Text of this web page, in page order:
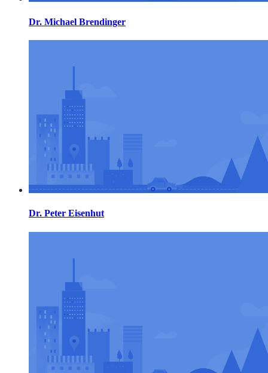
Dr. Michael Brendinger
Dr. Peter Eisenhut